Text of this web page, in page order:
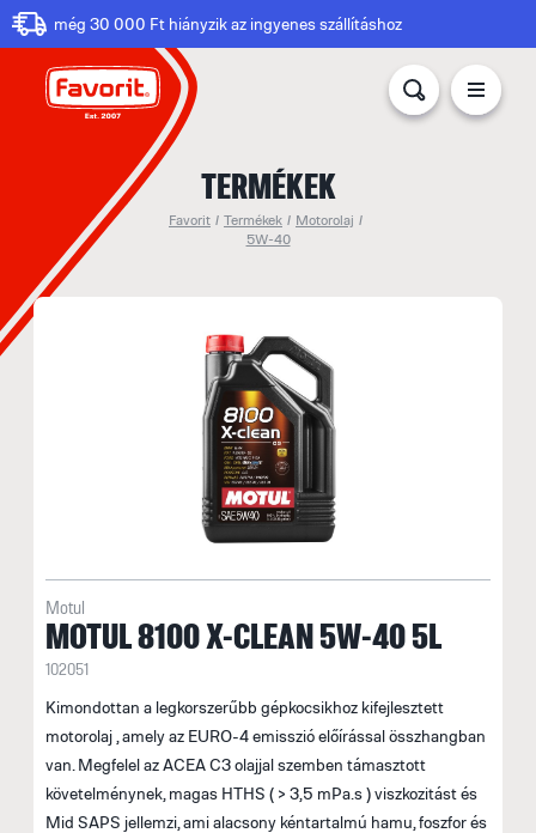
még 30 000 Ft hiányzik az ingyenes szállításhoz
TERMÉKEK
Favorit / Termékek / Motorolaj /
5W-40
Motul
MOTUL 8100 X-CLEAN 5W-40 5L
102051
Kimondottan a legkorszerűbb gépkocsikhoz kifejlesztett
motorolaj , amely az EURO-4 emisszió előírással összhangban
van. Megfelel az ACEA C3 olajjal szemben támasztott
követelménynek, magas HTHS ( > 3,5 mPa.s ) viszkozitást és
Mid SAPS jellemzi, ami alacsony kéntartalmú hamu, foszfor és